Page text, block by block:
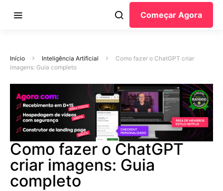
Começar Agora
Início Inteligência Artificial
Como fazer o ChatGPT criar
imagens: Guia completo
Como fazer o ChatGPT
criar imagens: Guia
completo